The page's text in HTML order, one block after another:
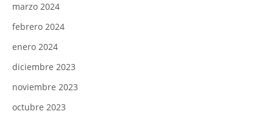
marzo 2024
febrero 2024
enero 2024
diciembre 2023
noviembre 2023
octubre 2023